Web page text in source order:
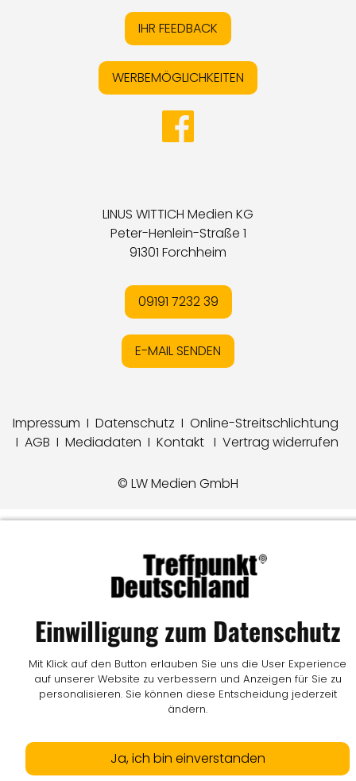
IHR FEEDBACK
WERBEMÖGLICHKEITEN
LINUS WITTICH Medien KG
Peter-Henlein-Straße 1
91301 Forchheim
09191 7232 39
E-MAIL SENDEN
Impressum I Datenschutz I Online-Streitschlichtung
I AGB I Mediadaten I Kontakt I Vertrag widerrufen
© LW Medien GmbH
Einwilligung zum Datenschutz
Mit Klick auf den Button erlauben Sie uns die User Experience
auf unserer Website zu verbessern und Anzeigen für Sie zu
personalisieren. Sie können diese Entscheidung jederzeit
ändern.
Ja, ich bin einverstanden